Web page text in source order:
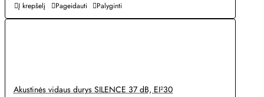
Į krepšelį Pageidauti Palyginti
Akustinės vidaus durys SILENCE 37 dB, EI²30